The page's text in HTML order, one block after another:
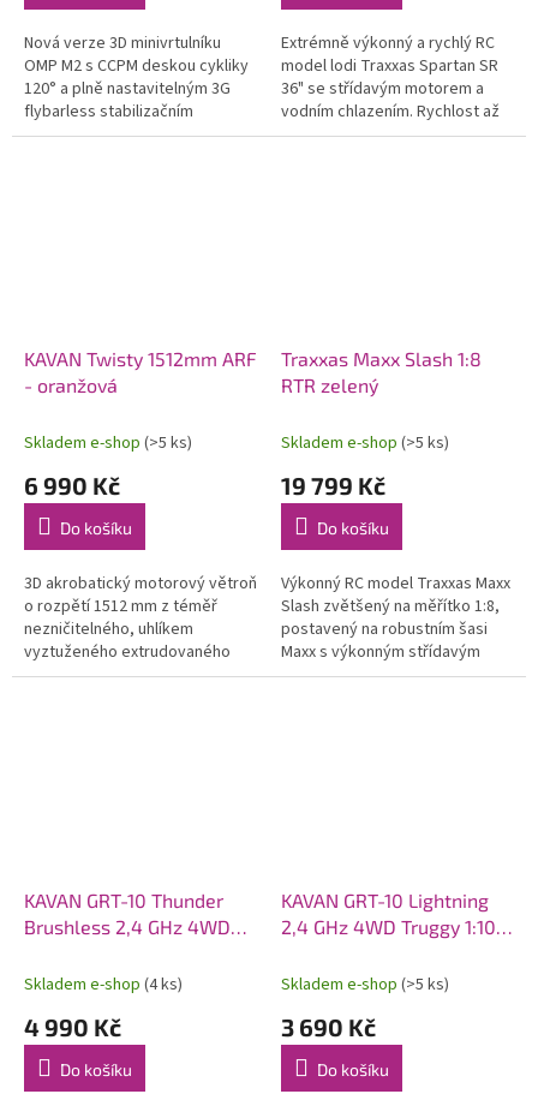
Nová verze 3D minivrtulníku
OMP M2 s CCPM deskou cykliky
120° a plně nastavitelným 3G
flybarless stabilizačním
systémem OFS3+ (přepínatelné
Extrémně výkonný a rychlý RC
model lodi Traxxas Spartan SR
36" se střídavým motorem a
vodním chlazením. Rychlost až
80 km/h. Exkluzivní funkce
KAVAN Twisty 1512mm ARF
- oranžová
Skladem e-shop (>5 ks)
6 990 Kč
Do košíku
3D akrobatický motorový větroň
o rozpětí 1512 mm z téměř
nezničitelného, uhlíkem
vyztuženého extrudovaného
pěnového polyolefinu (EPO).
Traxxas Maxx Slash 1:8
RTR zelený
Skladem e-shop (>5 ks)
19 799 Kč
Do košíku
Výkonný RC model Traxxas Maxx
Slash zvětšený na měřítko 1:8,
postavený na robustním šasi
Maxx s výkonným střídavým
pohonem 6S. Model poskytuje
KAVAN GRT-10 Thunder
Brushless 2,4 GHz 4WD
Červený
Skladem e-shop (4 ks)
4 990 Kč
Do košíku
KAVAN GRT-10 Lightning
2,4 GHz 4WD Truggy 1:10 -
Skladem e-shop (>5 ks)
3 690 Kč
Do košíku